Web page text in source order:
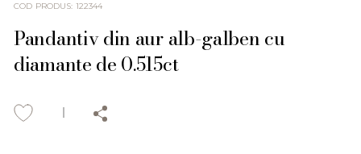
COD PRODUS: 122344
Pandantiv din aur alb-galben cu
diamante de 0.515ct